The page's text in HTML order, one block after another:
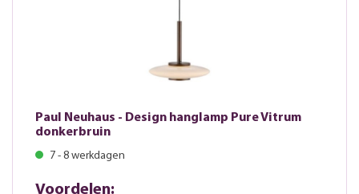
Paul Neuhaus - Design hanglamp Pure Vitrum
donkerbruin
7 - 8 werkdagen
Voordelen: